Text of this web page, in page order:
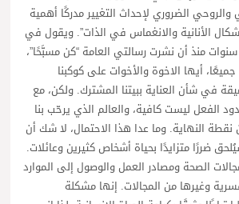
والروحي الضروري لإحداث التغيير مدركًا أهمية
الأنانية والانغماس في الذات”. ويقول في
منذ أن نشرت رسالتي العامة “كن مسبَّحًا”،
أيها الاخوة والأخوات على كوكبنا
في شأن العناية ببيتنا المشترك. ولكن، مع
الفعل ليست كافية، والعالم الذي يرحّب بنا
نقطة النهاية. وما عدا هذا الاحتمال، لا شك أن
ضررًا متزايدًا بحياة أشخاص كثيرين وعائلات.
الصحة ومصادر العمل والوصول إلى الموارد
وغيرها من المجالات. إنها مشكلة